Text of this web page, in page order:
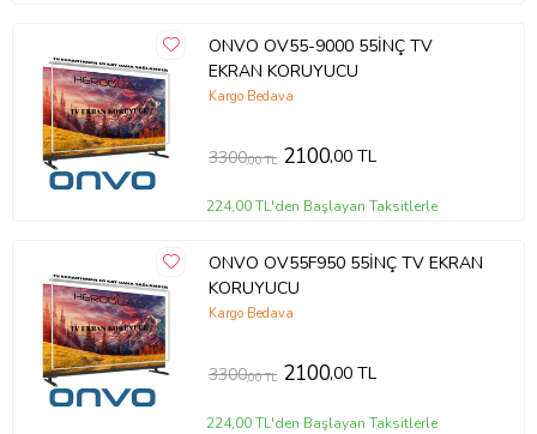
ONVO OV55-9000 55İNÇ TV
EKRAN KORUYUCU
Kargo Bedava
3300,00 TL 2100,00 TL
224,00 TL'den Başlayan Taksitlerle
ONVO OV55F950 55İNÇ TV EKRAN
KORUYUCU
Kargo Bedava
3300,00 TL 2100,00 TL
224,00 TL'den Başlayan Taksitlerle